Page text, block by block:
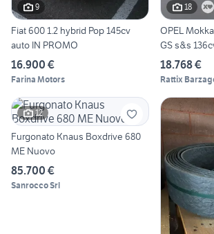
9
Fiat 600 1.2 hybrid Pop 145cv
auto IN PROMO
16.900 €
Farina Motors
18
OPEL
GS s&s
18.768 €
Rattix
12
Furgonato Knaus Boxdrive 680
ME Nuovo
85.700 €
Sanrocco Srl